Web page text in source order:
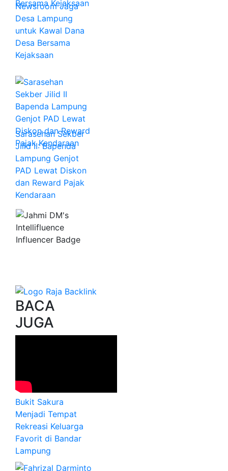
Newsroom Jaga
Desa Lampung
untuk Kawal Dana
Desa Bersama
Kejaksaan
Sarasehan Sekber
Jilid II: Bapenda
Lampung Genjot
PAD Lewat Diskon
dan Reward Pajak
Kendaraan
BACA
JUGA
Bukit Sakura
Menjadi Tempat
Rekreasi Keluarga
Favorit di Bandar
Lampung